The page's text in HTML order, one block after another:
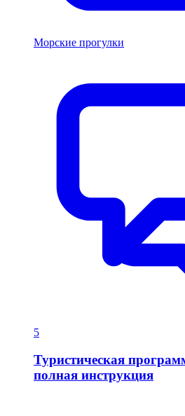
Морские прогулки
5
Туристическая
полная инструкция